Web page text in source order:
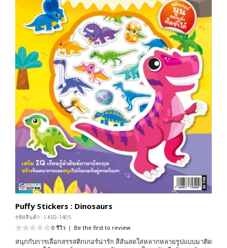
Puffy Stickers : Dinosaurs
รหัสสินค้า : I-KID-1405
0 รีวิว | Be the first to review
สนุกกับการเลือกสรรสติกเกอร์น่ารัก สีสันสดใสหลากหลายรูปแบบมาติด